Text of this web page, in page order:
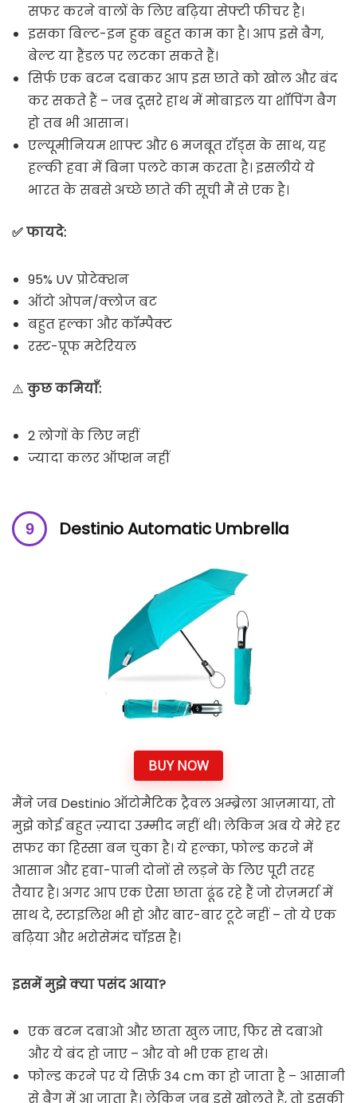
सफर करने वालों के लिए बढ़िया सेफ्टी फीचर है।
इसका बिल्ट-इन हुक बहुत काम का है। आप इसे बैग,
बेल्ट या हैंडल पर लटका सकते हैं।
सिर्फ एक बटन दबाकर आप इस छाते को खोल और बंद
कर सकते हैं – जब दूसरे हाथ में मोबाइल या शॉपिंग बैग
हो तब भी आसान।
एल्यूमीनियम शाफ्ट और 6 मजबूत रॉड्स के साथ, यह
हल्की हवा में बिना पलटे काम करता है। इसलीये ये
भारत के सबसे अच्छे छाते की सूची मैं से एक है।
✅ फायदे:
95% UV प्रोटेक्शन
ऑटो ओपन/क्लोज बट
बहुत हल्का और कॉम्पैक्ट
रस्ट-प्रूफ मटेरियल
⚠️ कुछ कमियाँ:
2 लोगों के लिए नहीं
ज्यादा कलर ऑप्शन नहीं
Destinio Automatic Umbrella
BUY NOW
मैंने जब Destinio ऑटोमैटिक ट्रैवल अम्ब्रेला आज़माया, तो
मुझे कोई बहुत ज़्यादा उम्मीद नहीं थी। लेकिन अब ये मेरे हर
सफर का हिस्सा बन चुका है। ये हल्का, फोल्ड करने में
आसान और हवा-पानी दोनों से लड़ने के लिए पूरी तरह
तैयार है। अगर आप एक ऐसा छाता ढूंढ रहे हैं जो रोज़मर्रा में
साथ दे, स्टाइलिश भी हो और बार-बार टूटे नहीं – तो ये एक
बढ़िया और भरोसेमंद चॉइस है।
इसमें मुझे क्या पसंद आया?
एक बटन दबाओ और छाता खुल जाए, फिर से दबाओ
और ये बंद हो जाए – और वो भी एक हाथ से।
फोल्ड करने पर ये सिर्फ़ 34 cm का हो जाता है – आसानी
से बैग में आ जाता है। लेकिन जब इसे खोलते हैं, तो इसकी